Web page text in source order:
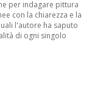
per indagare pittura
con la chiarezza e la
l'autore ha saputo
di ogni singolo